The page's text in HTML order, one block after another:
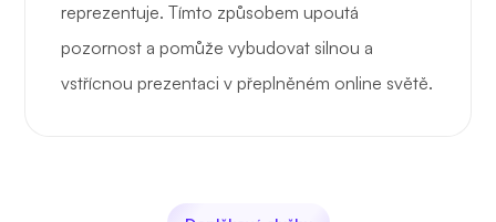
reprezentuje. Tímto způsobem upoutá
pozornost a pomůže vybudovat silnou a
vstřícnou prezentaci v přeplněném online světě.